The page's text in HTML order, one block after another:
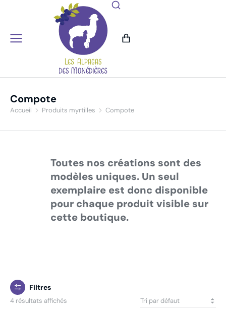
Compote
Vous êtes ici :
Accueil Produits myrtilles Compote
Toutes nos créations sont des
modèles uniques. Un seul
exemplaire est donc disponible
pour chaque produit visible sur
cette boutique.
Filtres
4 résultats affichés